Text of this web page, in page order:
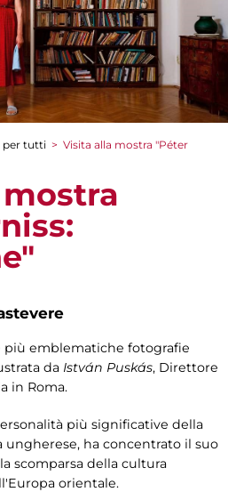
per tutti > Visita alla mostra "Péter
più emblematiche fotografie
da István Puskás, Direttore
in Roma.
più significative della
ha concentrato il suo
scomparsa della cultura
orientale.